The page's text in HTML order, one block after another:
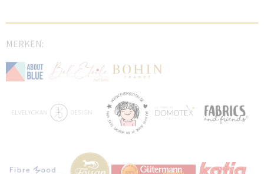
MERKEN: